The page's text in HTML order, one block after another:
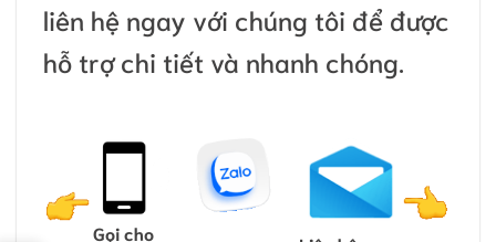
liên hệ ngay với chúng tôi để được
hỗ trợ chi tiết và nhanh chóng.
Gọi cho